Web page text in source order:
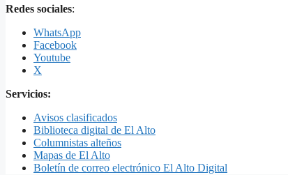
Redes sociales:
WhatsApp
Facebook
Youtube
X
Servicios:
Avisos clasificados
Biblioteca digital de El Alto
Columnistas alteños
Mapas de El Alto
Boletín de correo electrónico El Alto Digital